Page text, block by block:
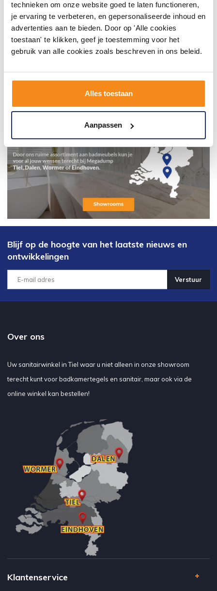
technieken om onze website goed te laten functioneren,
je ervaring te verbeteren, en gepersonaliseerde inhoud en
advertenties aan te bieden. Door op 'Alle cookies
toestaan' te klikken, geef je toestemming voor het
gebruik van alle cookies zoals beschreven in ons beleid.
Alles toestaan
Aanpassen
Blijf op de hoogte van het laatste nieuws en
ontwikkelingen
Verstuur
Over ons
Uw sanitairwinkel in Tiel waar u niet alleen in onze showroom
terecht kunt voor badkamertegels en sanitair, maar ook via de
online winkel kan bestellen!
Klantenservice